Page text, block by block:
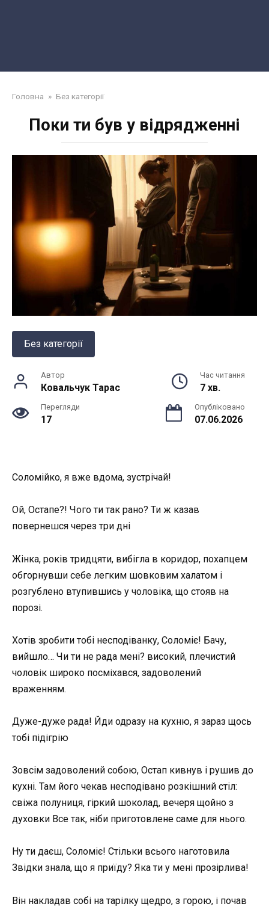
Головна » Без категорії
Поки ти був у відрядженні
Без категорії
Автор
Ковальчук Тарас
Час читання
7 хв.
Перегляди
17
Опубліковано
07.06.2026
Соломійко, я вже вдома, зустрічай!
Ой, Остапе?! Чого ти так рано? Ти ж казав
повернешся через три дні
Жінка, років тридцяти, вибігла в коридор, похапцем
обгорнувши себе легким шовковим халатом і
розгублено втупившись у чоловіка, що стояв на
порозі.
Хотів зробити тобі несподіванку, Соломіє! Бачу,
вийшло… Чи ти не рада мені? високий, плечистий
чоловік широко посміхався, задоволений
враженням.
Дуже-дуже рада! Йди одразу на кухню, я зараз щось
тобі підігрію
Зовсім задоволений собою, Остап кивнув і рушив до
кухні. Там його чекав несподівано розкішний стіл:
свіжа полуниця, гіркий шоколад, вечеря щойно з
духовки Все так, ніби приготовлене саме для нього.
Ну ти даєш, Соломіє! Стільки всього наготовила
Звідки знала, що я приїду? Яка ти у мені прозірлива!
Він накладав собі на тарілку щедро, з горою, і почав